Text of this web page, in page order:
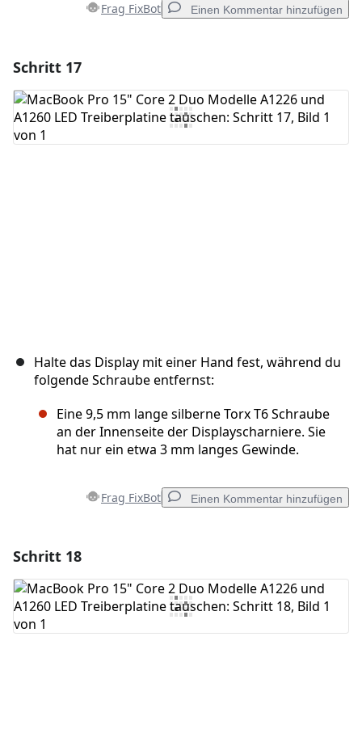
Frag FixBot Einen Kommentar hinzufügen
Kommentar hinzufügen
Schritt 17
Halte das Display mit einer Hand fest, während du
folgende Schraube entfernst:
Eine 9,5 mm lange silberne Torx T6 Schraube
an der Innenseite der Displayscharniere. Sie
hat nur ein etwa 3 mm langes Gewinde.
Frag FixBot Einen Kommentar hinzufügen
Kommentar hinzufügen
Schritt 18